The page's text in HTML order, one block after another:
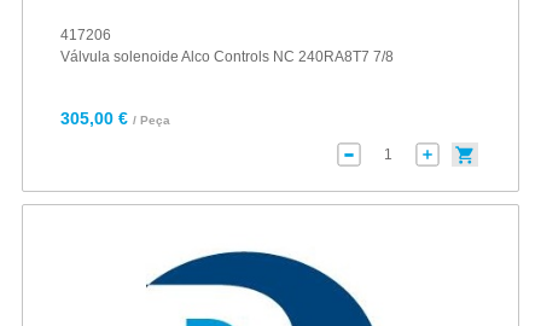
417206
Válvula solenoide Alco Controls NC 240RA8T7 7/8
305,00 € / Peça